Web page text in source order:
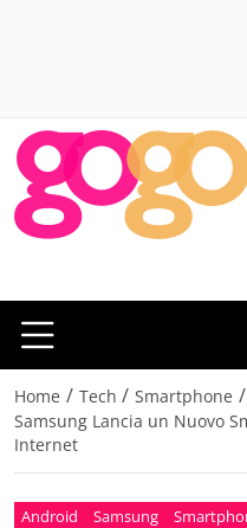
Home / Tech / Smartphone /
Samsung Lancia un Nuovo
Internet
Android Samsung